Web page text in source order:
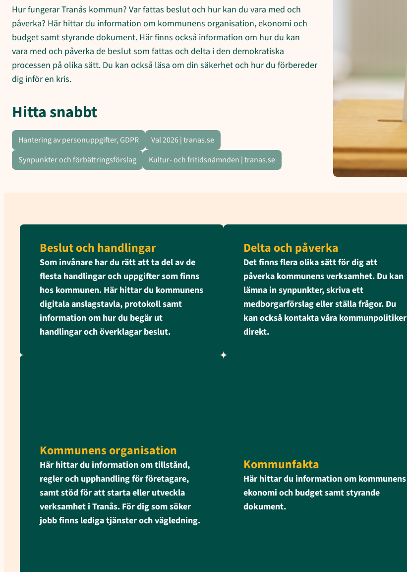
Hur fungerar Tranås kommun? Var fattas beslut och hur kan du vara med och
påverka? Här hittar du information om kommunens organisation, ekonomi och
budget samt styrande dokument. Här finns också information om hur du kan
vara med och påverka de beslut som fattas och delta i den demokratiska
processen på olika sätt. Du kan också läsa om din säkerhet och hur du förbereder
dig inför en kris.
Hitta snabbt
Hantering av personuppgifter, GDPR
Val 2026 | tranas.se
Synpunkter och förbättringsförslag
Kultur- och fritidsnämnden | tranas.se
Beslut och handlingar
Som invånare har du rätt att ta del av de
flesta handlingar och uppgifter som finns
hos kommunen. Här hittar du kommunens
digitala anslagstavla, protokoll samt
information om hur du begär ut
handlingar och överklagar beslut.
Delta och påverka
Det finns flera olika sätt för dig att
påverka kommunens verksamhet. Du kan
lämna in synpunkter, skriva ett
medborgarförslag eller ställa frågor. Du
kan också kontakta våra kommunpolitiker
direkt.
Kommunens organisation
Här hittar du information om tillstånd,
regler och upphandling för företagare,
samt stöd för att starta eller utveckla
verksamhet i Tranås. För dig som söker
jobb finns lediga tjänster och vägledning.
Kommunfakta
Här hittar du information om kommunens
ekonomi och budget samt styrande
dokument.